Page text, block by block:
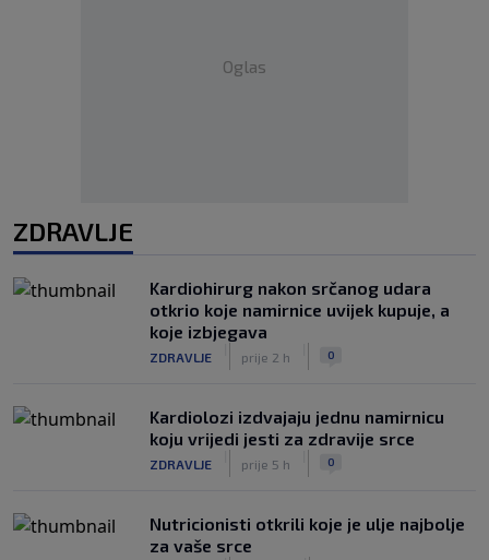
Oglas
ZDRAVLJE
Kardiohirurg nakon srčanog udara
otkrio koje namirnice uvijek kupuje, a
koje izbjegava
ZDRAVLJE prije 2 h 0
Kardiolozi izdvajaju jednu namirnicu
koju vrijedi jesti za zdravije srce
ZDRAVLJE prije 5 h 0
Nutricionisti otkrili koje je ulje najbolje
za vaše srce